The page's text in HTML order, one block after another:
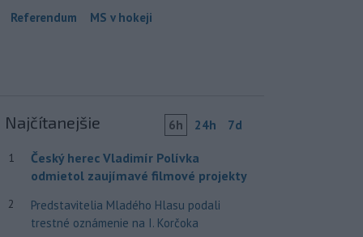
Referendum MS v hokeji
Najčítanejšie 6h 24h 7d
1
Český herec Vladimír Polívka
odmietol zaujímavé filmové projekty
2
Predstavitelia Mladého Hlasu podali
trestné oznámenie na I. Korčoka